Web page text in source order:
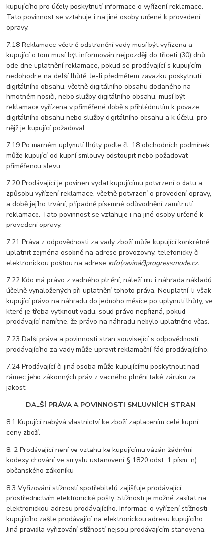
kupujícího pro účely poskytnutí informace o vyřízení reklamace.
Tato povinnost se vztahuje i na jiné osoby určené k provedení
opravy.
7.18 Reklamace včetně odstranění vady musí být vyřízena a
kupující o tom musí být informován nejpozději do třiceti (30) dnů
ode dne uplatnění reklamace, pokud se prodávající s kupujícím
nedohodne na delší lhůtě. Je-li předmětem závazku poskytnutí
digitálního obsahu, včetně digitálního obsahu dodaného na
hmotném nosiči, nebo služby digitálního obsahu, musí být
reklamace vyřízena v přiměřené době s přihlédnutím k povaze
digitálního obsahu nebo služby digitálního obsahu a k účelu, pro
nějž je kupující požadoval.
7.19 Po marném uplynutí lhůty podle čl. 18 obchodních podmínek
může kupující od kupní smlouvy odstoupit nebo požadovat
přiměřenou slevu.
7.20 Prodávající je povinen vydat kupujícímu potvrzení o datu a
způsobu vyřízení reklamace, včetně potvrzení o provedení opravy,
a době jejího trvání, případně písemné odůvodnění zamítnutí
reklamace. Tato povinnost se vztahuje i na jiné osoby určené k
provedení opravy.
7.21 Práva z odpovědnosti za vady zboží může kupující konkrétně
uplatnit zejména osobně na adrese provozovny, telefonicky či
elektronickou poštou na adrese info(zavináč)progressmode.cz.
7.22 Kdo má právo z vadného plnění, náleží mu i náhrada nákladů
účelně vynaložených při uplatnění tohoto práva. Neuplatní-li však
kupující právo na náhradu do jednoho měsíce po uplynutí lhůty, ve
které je třeba vytknout vadu, soud právo nepřizná, pokud
prodávající namítne, že právo na náhradu nebylo uplatněno včas.
7.23 Další práva a povinnosti stran související s odpovědností
prodávajícího za vady může upravit reklamační řád prodávajícího.
7.24 Prodávající či jiná osoba může kupujícímu poskytnout nad
rámec jeho zákonných práv z vadného plnění také záruku za
jakost.
DALŠÍ PRÁVA A POVINNOSTI SMLUVNÍCH STRAN
8.1 Kupující nabývá vlastnictví ke zboží zaplacením celé kupní
ceny zboží.
8. 2 Prodávající není ve vztahu ke kupujícímu vázán žádnými
kodexy chování ve smyslu ustanovení § 1820 odst. 1 písm. n)
občanského zákoníku.
8.3 Vyřizování stížností spotřebitelů zajišťuje prodávající
prostřednictvím elektronické pošty. Stížnosti je možné zasílat na
elektronickou adresu prodávajícího. Informaci o vyřízení stížnosti
kupujícího zašle prodávající na elektronickou adresu kupujícího.
Jiná pravidla vyřizování stížností nejsou prodávajícím stanovena.